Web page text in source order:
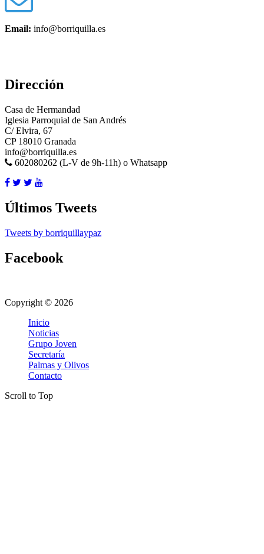
Email: info@borriquilla.es
Dirección
Casa de Hermandad
Iglesia Parroquial de San Andrés
C/ Elvira, 67
CP 18010 Granada
info@borriquilla.es
602080262 (L-V de 9h-11h) o Whatsapp
Últimos Tweets
Tweets by borriquillaypaz
Facebook
Copyright © 2026
Inicio
Noticias
Grupo Joven
Secretaría
Palmas y Olivos
Contacto
Scroll to Top